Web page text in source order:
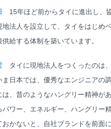
15年ほど前からタイに進出し、
地法人を設立して、タイをはじめ
供給する体制を築いています。
タイに現地法人をつくったのは
日本では、優秀なエンジニアの
は、昔のようなハングリー精神が
パワー、エネルギー、ハングリー
おかないと、自社ブランドを前面